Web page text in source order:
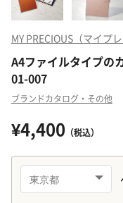
MY PRECIOUS（マイプレ
A4ファイルタイプの
01-007
ブランドカタログ・その他
¥4,400 （税込）